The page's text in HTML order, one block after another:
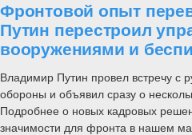
Фронтовой опыт
Путин перестроил
вооружениями и
Владимир Путин провел встречу с
обороны и объявил сразу о
Подробнее о новых кадровых
значимости для фронта в нашем